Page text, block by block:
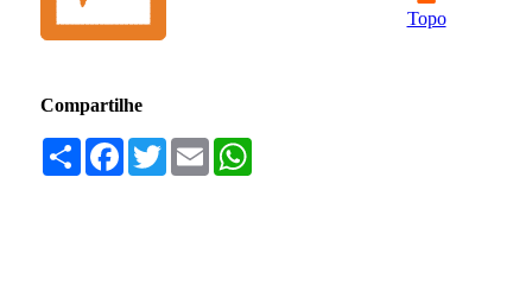
Topo
Compartilhe
Compartilhar
Facebook
TwitterEmail